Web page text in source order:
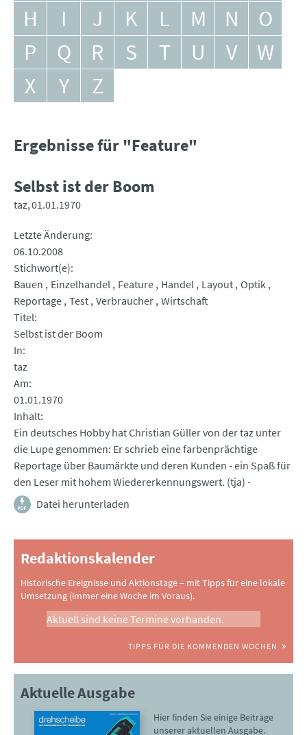
H
I J K L M N
O
P
Q R S T U V
W
X
Y Z
Ergebnisse für "Feature"
Selbst ist der Boom
taz 01.01.1970
Letzte Änderung
06.10.2008
Stichwort(e)
Bauen
Einzelhandel Feature Handel Layout Optik
Reportage Test Verbraucher Wirtschaft
Titel
Selbst ist der Boom
In
taz
Am
01.01.1970
Inhalt
Ein deutsches Hobby hat Christian Güller von der taz unter
die Lupe genommen: Er schrieb eine farbenprächtige
Reportage über Baumärkte und deren Kunden - ein Spaß für
den Leser mit hohem Wiedererkennungswert. (tja) -
Datei herunterladen
Redaktionskalender
Historische Ereignisse und Aktionstage – mit Tipps für eine lokale
Umsetzung (immer eine Woche im Voraus).
Aktuell sind keine Termine vorhanden.
TIPPS FÜR DIE KOMMENDEN WOCHEN
Aktuelle Ausgabe
Hier finden Sie einige Beiträge
unserer aktuellen Ausgabe.